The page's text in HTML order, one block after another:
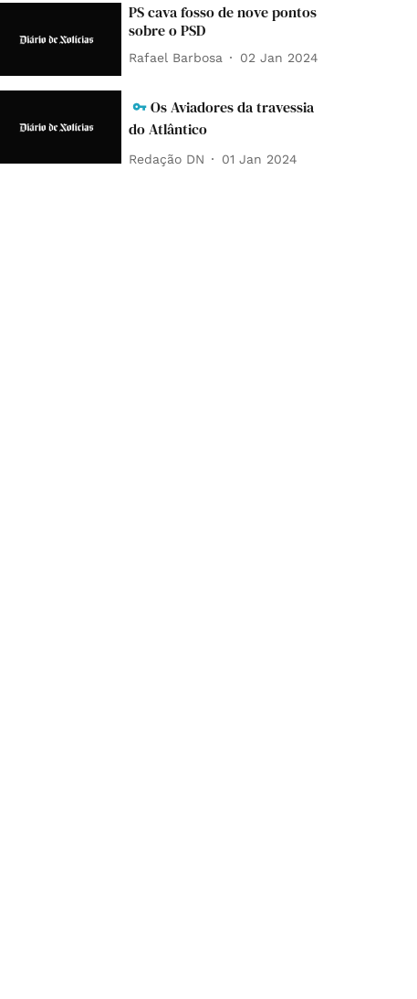
PS cava fosso de nove pontos
sobre o PSD
Rafael Barbosa 02 Jan 2024
Os Aviadores da travessia
do Atlântico
Redação DN 01 Jan 2024